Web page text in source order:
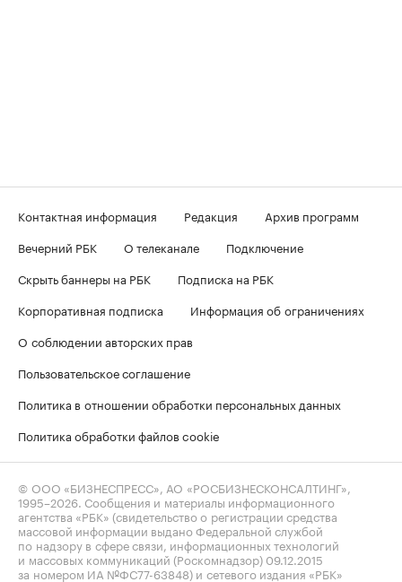
Контактная информация Редакция
Архив программ
Вечерний РБК
О телеканале
Подключение
Скрыть баннеры на РБК
Подписка на РБК
Корпоративная подписка
Информация об ограничениях
О соблюдении авторских прав
Пользовательское соглашение
Политика в отношении обработки персональных данных
Политика обработки файлов cookie
© ООО «БИЗНЕСПРЕСС», АО «РОСБИЗНЕСКОНСАЛТИНГ»,
1995–2026 . Сообщения и материалы информационного
агентства «РБК» (свидетельство о регистрации средства
массовой информации выдано Федеральной службой
по надзору в сфере связи, информационных технологий
и массовых коммуникаций (Роскомнадзор) 09.12.2015
за номером ИА №ФС77-63848) и сетевого издания «РБК»